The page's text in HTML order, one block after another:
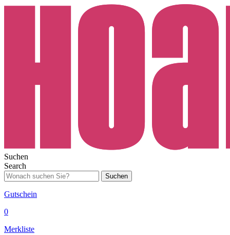
Suchen
Search
Suchen
Gutschein
0
Merkliste